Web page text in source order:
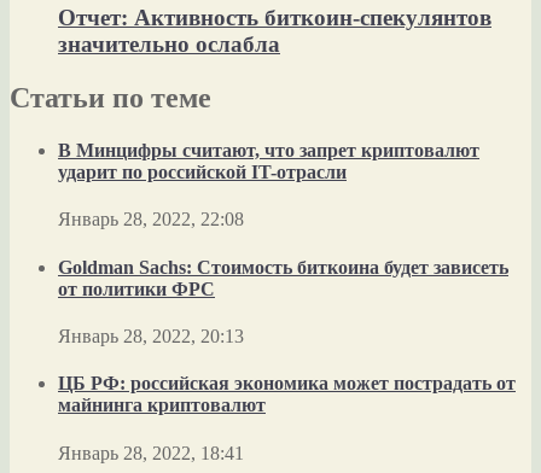
Отчет: Активность биткоин-спекулянтов
значительно ослабла
Статьи по теме
В Минцифры считают, что запрет криптовалют
ударит по российской IT-отрасли
Январь 28, 2022, 22:08
Goldman Sachs: Стоимость биткоина будет зависеть
от политики ФРС
Январь 28, 2022, 20:13
ЦБ РФ: российская экономика может пострадать от
майнинга криптовалют
Январь 28, 2022, 18:41